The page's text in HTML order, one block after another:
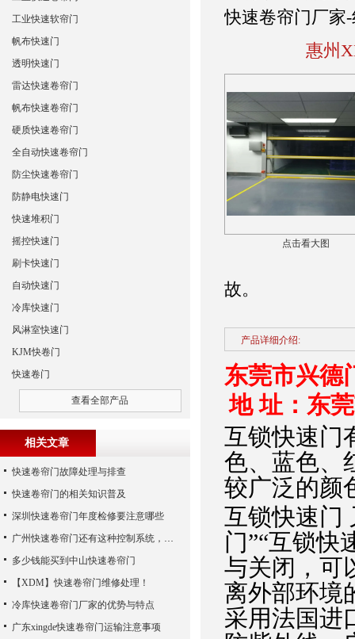
快速卷帘门厂家
惠州
点击看大图
故。
产品详细介绍:
东莞市兴德
地 址：东
互锁快速门
色、蓝色、
较广泛的颜
互锁快速门
门”“互锁快
与关闭，可
离外部环境
采用法国进
工业快速软帘门
帆布快速门
透明快速门
雷达快速卷帘门
帆布快速卷帘门
硬质快速卷帘门
全自动快速卷帘门
防尘快速卷帘门
防静电快速门
快速堆积门
摇控快速门
刷卡快速门
自动快速门
冷库快速门
风淋室快速门
KJM快卷门
快速卷门
查看全部产品
相关文章
快速卷帘门故障处理与排查
快速卷帘门的相关知识普及
深圳快速卷帘门年度检修要注意哪些
广州快速卷帘门还有这种控制系统，您知道吗？
多少钱能买到中山快速卷帘门
【XDM】快速卷帘门维修处理！
冷库快速卷帘门厂家的优势与特点
广东xingde快速卷帘门运输注意事项